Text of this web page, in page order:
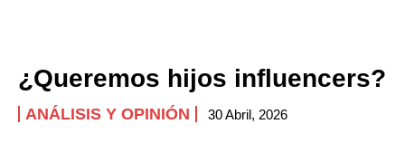
¿Queremos hijos influencers?
ANÁLISIS Y OPINIÓN 30 Abril, 2026